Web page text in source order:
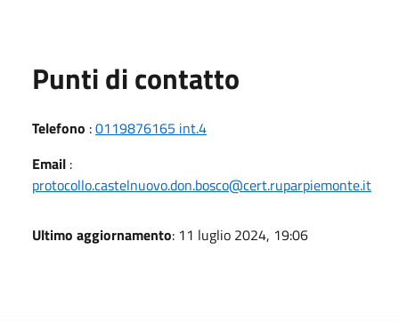
Punti di contatto
Telefono :0119876165 int.4
Email :
protocollo.castelnuovo.don.bosco@cert.ruparpiemonte.it
Ultimo aggiornamento: 11 luglio 2024, 19:06